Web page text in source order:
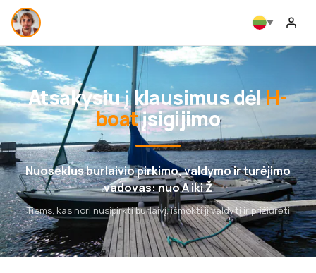
Atsakysiu į klausimus dėlH-
boatįsigijimo
Nuoseklus burlaivio pirkimo, valdymo ir turėjimo
vadovas: nuo A iki Ž
Tiems, kas nori nusipirkti burlaivį, išmokti jį valdyti ir prižiūrėti